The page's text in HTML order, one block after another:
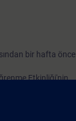
veya
bir hafta önce
Etkinliği'nin